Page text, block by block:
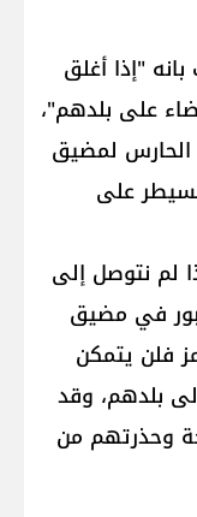
"إذا أغلق
على بلدهم"،
الحارس لمضيق
نسيطر على
لم نتوصل إلى
في مضيق
فلن يتمكن
بلدهم، وقد
وحذرتهم من